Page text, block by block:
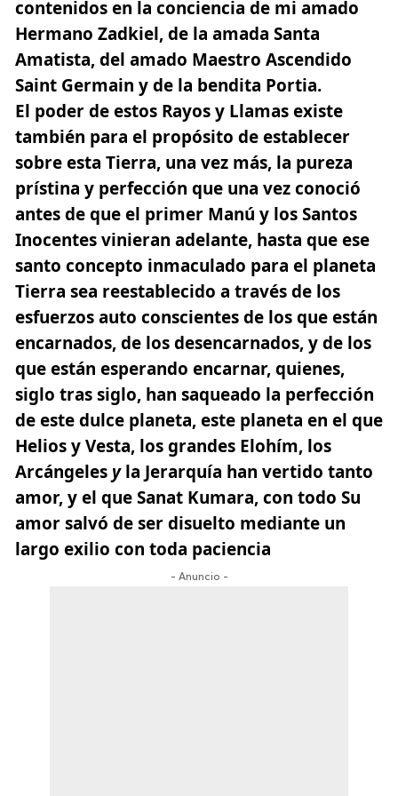
contenidos en la conciencia de mi amado
Hermano Zadkiel, de la amada Santa
Amatista, del amado Maestro Ascendido
Saint Germain y de la bendita Portia.
El poder de estos Rayos y Llamas existe
también para el propósito de establecer
sobre esta Tierra, una vez más, la pureza
prístina y perfección que una vez conoció
antes de que el primer Manú y los Santos
Inocentes vinieran adelante, hasta que ese
santo concepto inmaculado para el planeta
Tierra sea reestablecido a través de los
esfuerzos auto conscientes de los que están
encarnados, de los desencarnados, y de los
que están esperando encarnar, quienes,
siglo tras siglo, han saqueado la perfección
de este dulce planeta, este planeta en el que
Helios y Vesta, los grandes Elohím, los
Arcángeles yla Jerarquía han vertido tanto
amor, y el que Sanat Kumara, con todo Su
amor salvó de ser disuelto mediante un
largo exilio con toda paciencia
- Anuncio -